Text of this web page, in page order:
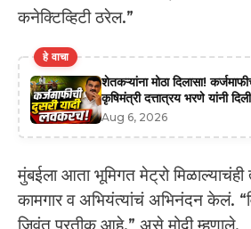
कनेक्टिव्हिटी ठरेल.”
हे वाचा
शेतकऱ्यांना मोठा दिलासा!
कृषिमंत्री दत्तात्रय भरणे यांनी दिली
Aug 6, 2026
मुंबईला आता भूमिगत मेट्रो
कामगार व अभियंत्यांचं अभिनंदन केलं.